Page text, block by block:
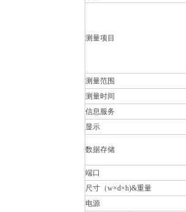
测量项目
测量范围
测量时间
信息服务
显示
数据存储
端口
尺寸（w×d×h)&重量
电源